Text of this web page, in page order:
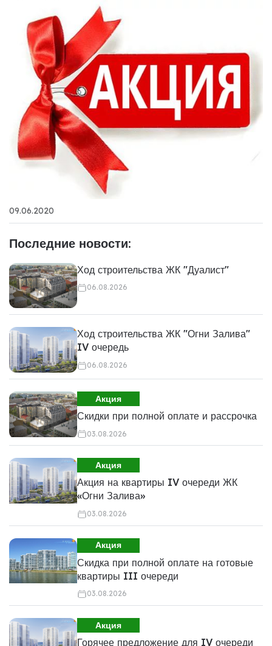
09.06.2020
Последние новости:
Ход строительства ЖК "Дуалист"
06.08.2026
Ход строительства ЖК "Огни Залива"
IV очередь
06.08.2026
Акция
Скидки при полной оплате и рассрочка
03.08.2026
Акция
Акция на квартиры IV очереди ЖК
«Огни Залива»
03.08.2026
Акция
Скидка при полной оплате на готовые
квартиры III очереди
03.08.2026
Акция
Горячее предложение для IV очереди